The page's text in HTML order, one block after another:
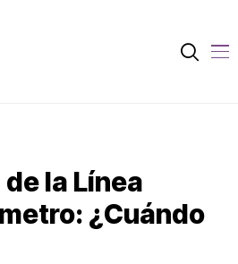
la Línea
¿Cuándo